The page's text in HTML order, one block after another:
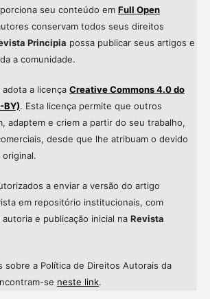
seu conteúdo em Full Open
conservam todos seus direitos
Principia possa publicar seus artigos e
a comunidade.
adota a licença Creative Commons 4.0 do
BY). Esta licença permite que outros
adaptem e criem a partir do seu trabalho,
desde que lhe atribuam o devido
a enviar a versão do artigo
em repositório institucionais, com
e publicação inicial na Revista
sobre a Política de Direitos Autorais da
se neste link.